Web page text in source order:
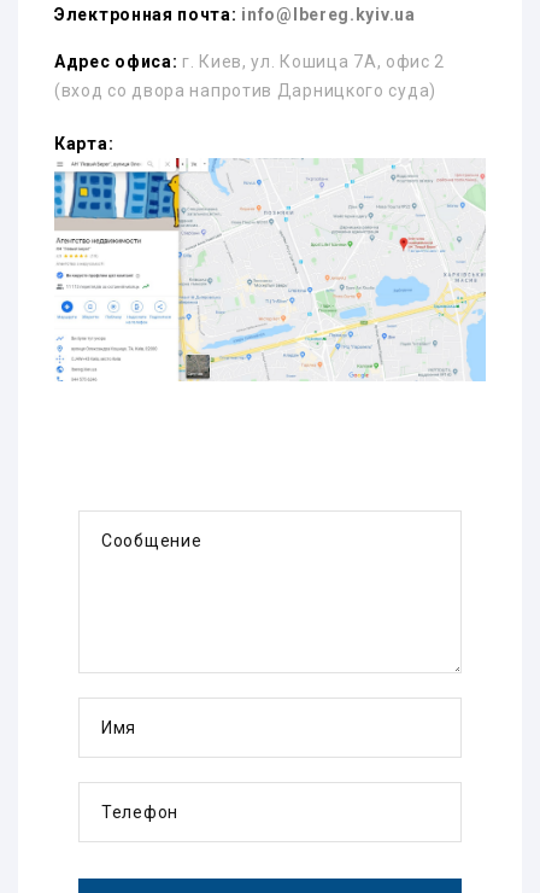
Электронная почта: info@lbereg.kyiv.ua
Адрес офиса: г. Киев, ул. Кошица 7А, офис 2
(вход со двора напротив Дарницкого суда)
Карта:
Сообщение
Имя
Телефон